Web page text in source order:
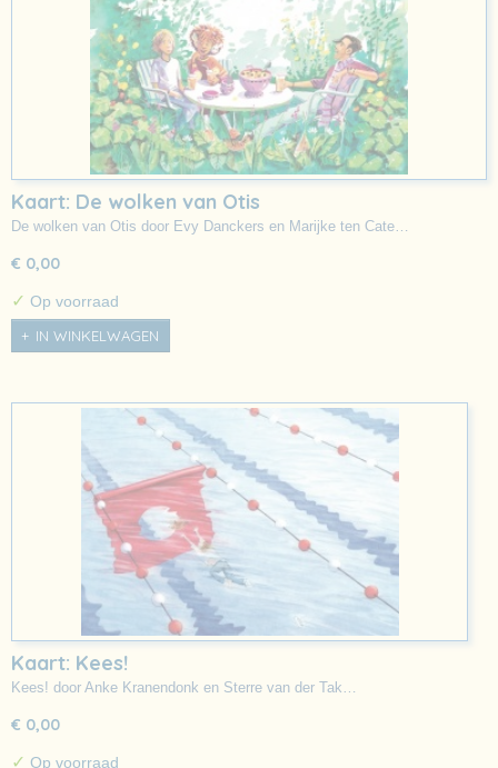
Kaart: De wolken van Otis
De wolken van Otis door Evy Danckers en Marijke ten Cate…
€ 0,00
✓ Op voorraad
IN WINKELWAGEN
Kaart: Kees!
Kees! door Anke Kranendonk en Sterre van der Tak…
€ 0,00
✓ Op voorraad